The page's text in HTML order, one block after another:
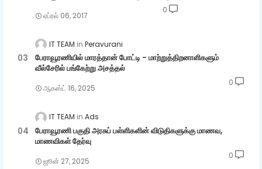
ஏப்ரல் 06, 2017
0
IT TEAM Peravurani
பேராவூரணியில் மாரத்தான் போட்டி - மாற்றுத்திறனாளிகளும்
வீல்சேரில் பங்கேற்று அசத்தல்
ஆகஸ்ட் 16, 2025
0
IT TEAM Ads
பேராவூரணி பகுதி அரசுப் பள்ளிகளின் விடுதிகளுக்கு மாணவ,
மாணவிகள் தேர்வு
ஜூன் 27, 2025
0